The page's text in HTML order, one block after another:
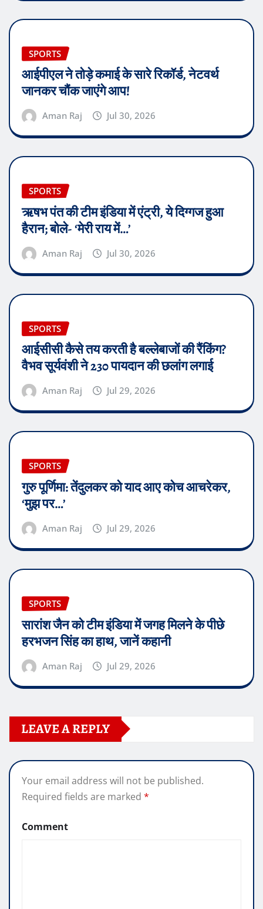
SPORTS
आईपीएल ने तोड़े कमाई के सारे रिकॉर्ड, नेटवर्थ
जानकर चौंक जाएंगे आप!
Aman Raj Jul 30, 2026
SPORTS
ऋषभ पंत की टीम इंडिया में एंट्री, ये दिग्गज हुआ
हैरान; बोले- ‘मेरी राय में…’
Aman Raj Jul 30, 2026
SPORTS
आईसीसी कैसे तय करती है बल्लेबाजों की रैंकिंग?
वैभव सूर्यवंशी ने 230 पायदान की छलांग लगाई
Aman Raj Jul 29, 2026
SPORTS
गुरु पूर्णिमा: तेंदुलकर को याद आए कोच आचरेकर,
‘मुझ पर…’
Aman Raj Jul 29, 2026
SPORTS
सारांश जैन को टीम इंडिया में जगह मिलने के पीछे
हरभजन सिंह का हाथ, जानें कहानी
Aman Raj Jul 29, 2026
LEAVE A REPLY
Your email address will not be published.
Required fields are marked *
Comment